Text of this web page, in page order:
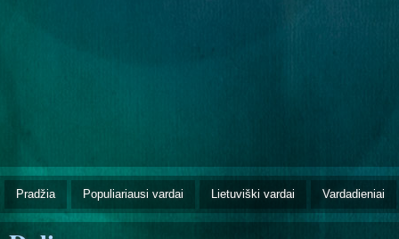
Pradžia Populiariausi vardai Lietuviški vardai Vardadieniai